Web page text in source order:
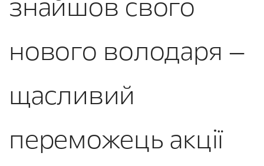
знайшов свого
нового володаря —
щасливий
переможець акції